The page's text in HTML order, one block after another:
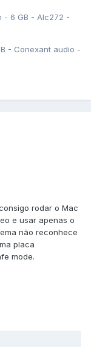
- 6 GB - Alc272 -
- Conexant audio -
rodar o Mac
e usar apenas o
não reconhece
placa
mode.